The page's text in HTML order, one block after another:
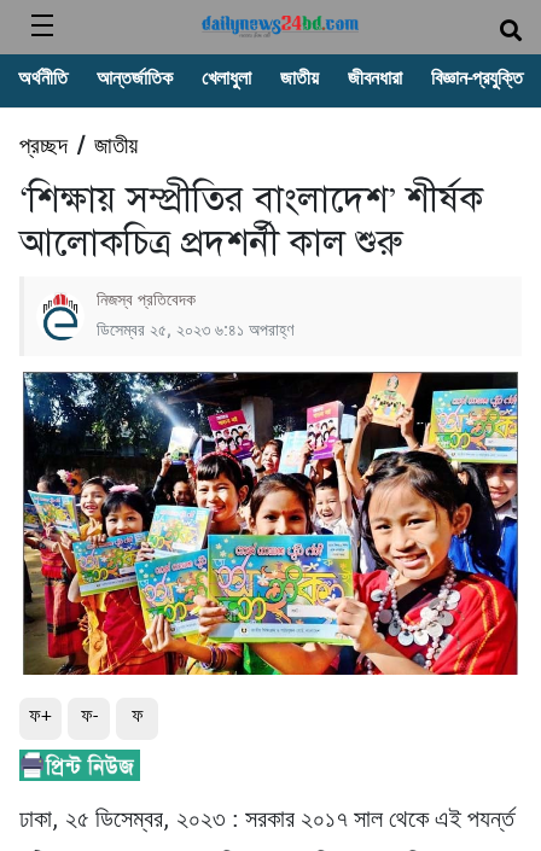
অর্থনীতি আন্তর্জাতিক খেলাধুলা জাতীয় জীবনধারা বিজ্ঞান-প্রযুক্তি
প্রচ্ছদ/ জাতীয়
‘শিক্ষায় সম্প্রীতির বাংলাদেশ’ শীর্ষক
আলোকচিত্র প্রদশর্নী কাল শুরু
নিজস্ব প্রতিবেদক
ডিসেম্বর ২৫, ২০২৩ ৬:৪১ অপরাহ্ণ
ফ+ ফ- ফ
ঢাকা, ২৫ ডিসেম্বর, ২০২৩ : সরকার ২০১৭ সাল থেকে এই পযর্ন্ত